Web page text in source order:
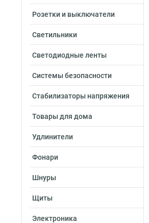
Розетки и выключатели
Светильники
Светодиодные ленты
Системы безопасности
Стабилизаторы напряжения
Товары для дома
Удлинители
Фонари
Шнуры
Щиты
Электроника